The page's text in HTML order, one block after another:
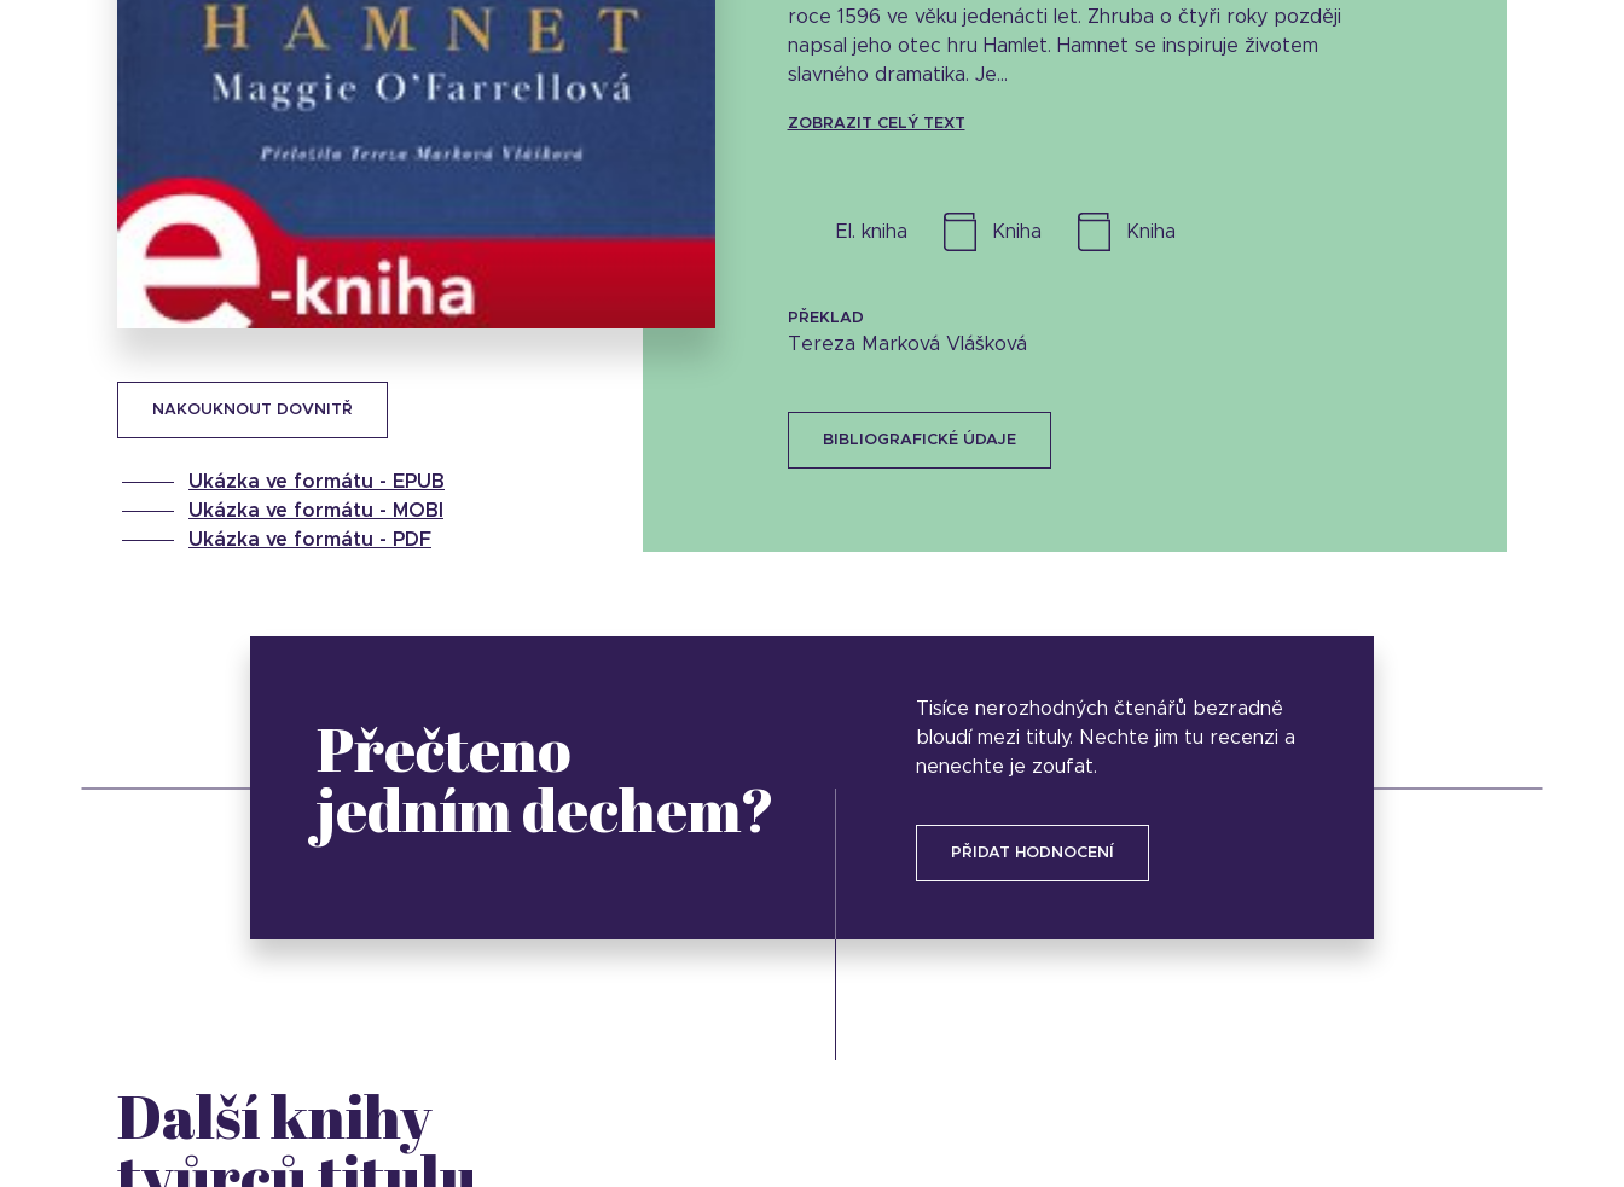
Stáhnout obálku
NAKOUKNOUT DOVNITŘ
Ukázka ve formátu - EPUB
Ukázka ve formátu - MOBI
Ukázka ve formátu - PDF
roce 1596 ve věku jedenácti let. Zhruba o čtyři roky později
napsal jeho otec hru Hamlet. Hamnet se inspiruje životem
slavného dramatika. Je...
ZOBRAZIT CELÝ TEXT
el. kniha kniha kniha
PŘEKLAD
Tereza Marková Vlášková
BIBLIOGRAFICKÉ ÚDAJE
Přečteno
jedním dechem?
Tisíce nerozhodných čtenářů bezradně
bloudí mezi tituly. Nechte jim tu recenzi a
nenechte je zoufat.
PŘIDAT HODNOCENÍ
Další knihy